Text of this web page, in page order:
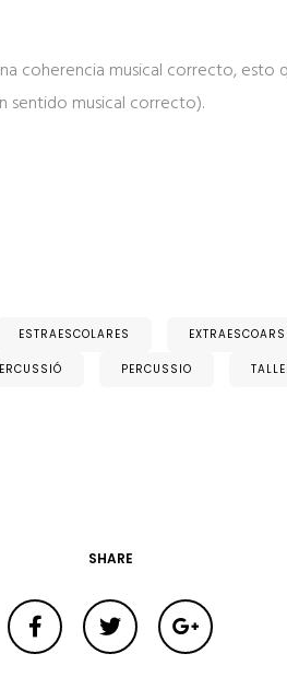
coherencia musical correcto,
sentido musical correcto).
ESTRAESCOLARES
PERCUSSIO
SHARE